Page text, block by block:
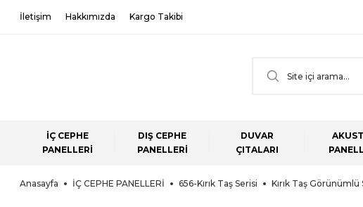
İletişim Hakkımızda Kargo Takibi
İÇ CEPHE
PANELLERİ
DIŞ CEPHE
PANELLERİ
DUVAR
ÇITALARI
Anasayfa İÇ CEPHE PANELLERİ 656-Kırık Taş Serisi Kırık Taş